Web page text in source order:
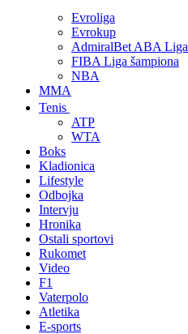
Evroliga
Evrokup
AdmiralBet ABA Liga
FIBA Liga šampiona
NBA
MMA
Tenis
ATP
WTA
Boks
Kladionica
Lifestyle
Odbojka
Intervju
Hronika
Ostali sportovi
Rukomet
Video
F1
Vaterpolo
Atletika
E-sports